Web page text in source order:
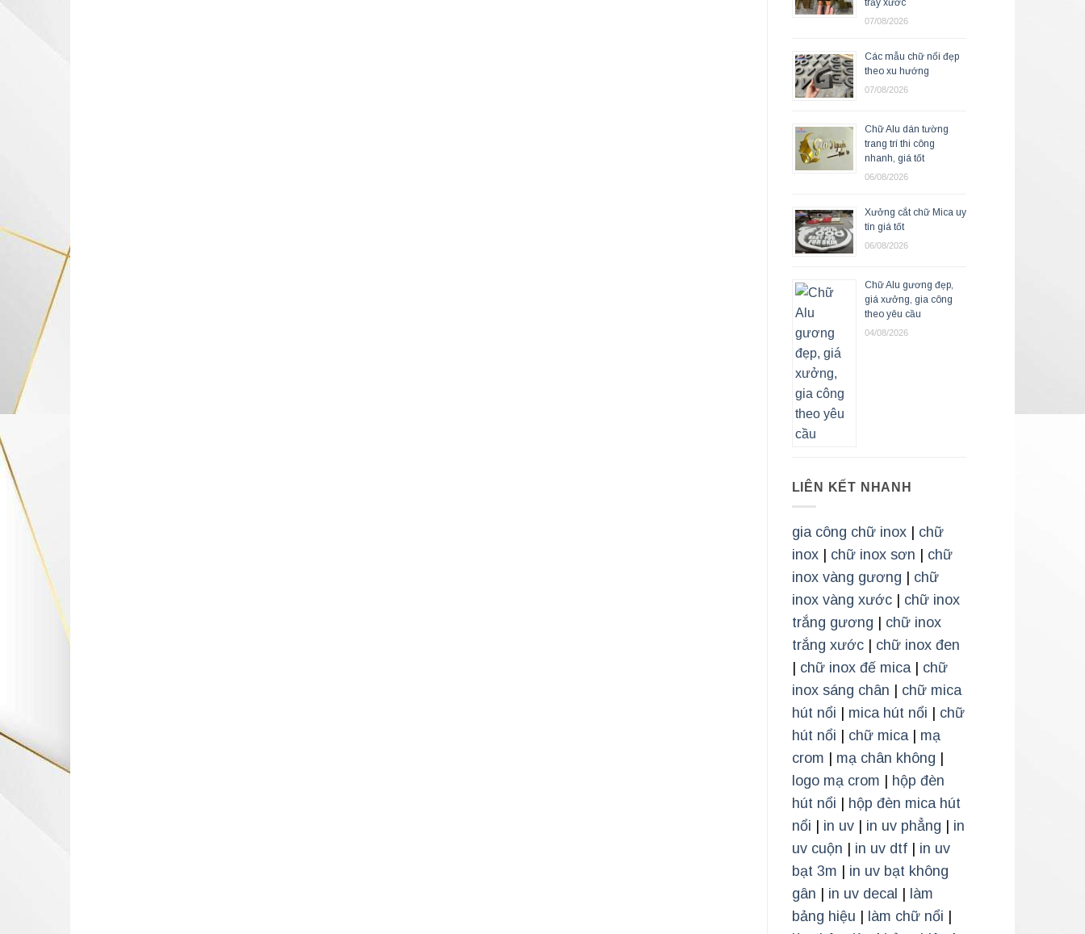
trầy xước
07/08/2026
Các mẫu chữ nổi đẹp
theo xu hướng
07/08/2026
Chữ Alu dán tường
trang trí thi công
nhanh, giá tốt
06/08/2026
Xưởng cắt chữ Mica uy
tín giá tốt
06/08/2026
Chữ Alu gương đẹp,
giá xưởng, gia công
theo yêu cầu
04/08/2026
LIÊN KẾT NHANH
gia công chữ inox| chữ
inox| chữ inox sơn
chữ
inox vàng gương
chữ
inox vàng xước| chữ inox
trắng gương
chữ inox
trắng xước| chữ inox đen
chữ inox đế mica| chữ
inox sáng chân
chữ mica
hút nổi
mica hút nổi
chữ
hút nổi
chữ mica| mạ
crom
mạ chân không
logo mạ crom
hộp đèn
hút nổi
hộp đèn mica hút
nổi
in uv| in uv phẳng
in
uv cuộn
in uv dtf| in uv
bạt 3m
in uv bạt không
gân
in uv decal
làm
bảng hiệu
làm chữ nổi